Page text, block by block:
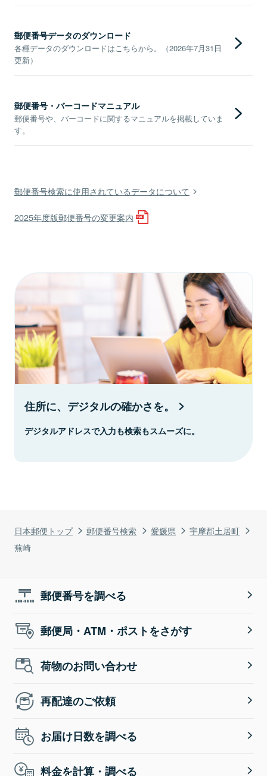
日本郵便トップ 郵便番号検索 愛媛県
宇摩郡土居町
蕪崎
郵便番号データのダウンロード
各種データのダウンロードはこちらから。（2026年7月31日
更新）
郵便番号・バーコードマニュアル
郵便番号や、バーコードに関するマニュアルを掲載していま
す。
郵便番号検索に使用されているデータについて
2025年度版郵便番号の変更案内
住所に、デジタルの確かさを。
デジタルアドレスで入力も検索もスムーズに。
郵便番号を調べる
郵便局・ATM・ポストをさがす
荷物のお問い合わせ
再配達のご依頼
お届け日数を調べる
料金を計算・調べる